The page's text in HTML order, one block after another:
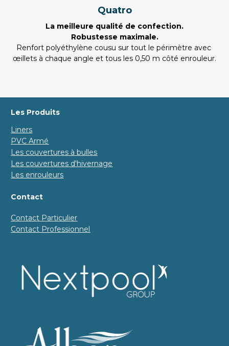
Quatro
La meilleure qualité de confection.
Robustesse maximale.
Renfort polyéthylène cousu sur tout le périmètre avec
œillets à chaque angle et tous les 0,50 m côté enrouleur.
Les Produits
Liners
PVC Armé
Les couvertures à bulles
Les couvertures d'hivernage
Les enrouleurs
Contact
Contact Particulier
Contact Professionnel